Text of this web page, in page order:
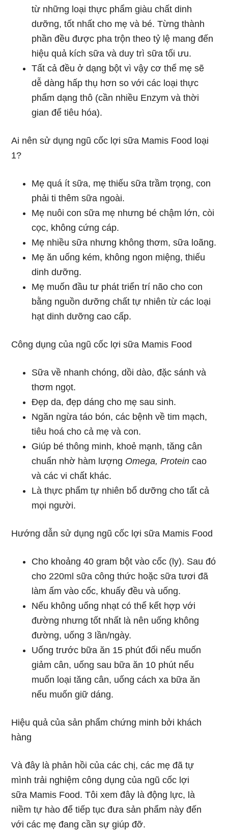
từ những loại thực phẩm giàu chất dinh
dưỡng, tốt nhất cho mẹ và bé. Từng thành
phần đều được pha trộn theo tỷ lệ mang đến
hiệu quả kích sữa và duy trì sữa tối ưu.
Tất cả đều ở dạng bột vì vậy cơ thể mẹ sẽ
dễ dàng hấp thụ hơn so với các loại thực
phẩm dạng thô (cần nhiều Enzym và thời
gian để tiêu hóa).
Ai nên sử dụng ngũ cốc lợi sữa Mamis Food loại
1?
Mẹ quá ít sữa, mẹ thiếu sữa trầm trọng, con
phải ti thêm sữa ngoài.
Mẹ nuôi con sữa mẹ nhưng bé chậm lớn, còi
cọc, không cứng cáp.
Mẹ nhiều sữa nhưng không thơm, sữa loãng.
Mẹ ăn uống kém, không ngon miệng, thiếu
dinh dưỡng.
Mẹ muốn đầu tư phát triển trí não cho con
bằng nguồn dưỡng chất tự nhiên từ các loại
hạt dinh dưỡng cao cấp.
Công dụng của ngũ cốc lợi sữa Mamis Food
Sữa về nhanh chóng, dồi dào, đặc sánh và
thơm ngọt.
Đẹp da, đẹp dáng cho mẹ sau sinh.
Ngăn ngừa táo bón, các bệnh về tim mạch,
tiêu hoá cho cả mẹ và con.
Giúp bé thông minh, khoẻ mạnh, tăng cân
chuẩn nhờ hàm lượng Omega, Protein cao
và các vi chất khác.
Là thực phẩm tự nhiên bổ dưỡng cho tất cả
mọi người.
Hướng dẫn sử dụng ngũ cốc lợi sữa Mamis Food
Cho khoảng 40 gram bột vào cốc (ly). Sau đó
cho 220ml sữa công thức hoặc sữa tươi đã
làm ấm vào cốc, khuấy đều và uống.
Nếu không uống nhạt có thể kết hợp với
đường nhưng tốt nhất là nên uống không
đường, uống 3 lần/ngày.
Uống trước bữa ăn 15 phút đối nếu muốn
giảm cân, uống sau bữa ăn 10 phút nếu
muốn loại tăng cân, uống cách xa bữa ăn
nếu muốn giữ dáng.
Hiệu quả của sản phẩm chứng minh bởi khách
hàng
Và đây là phản hồi của các chị, các mẹ đã tự
mình trải nghiệm công dụng của ngũ cốc lợi
sữa Mamis Food. Tôi xem đây là động lực, là
niềm tự hào để tiếp tục đưa sản phẩm này đến
với các mẹ đang cần sự giúp đỡ.